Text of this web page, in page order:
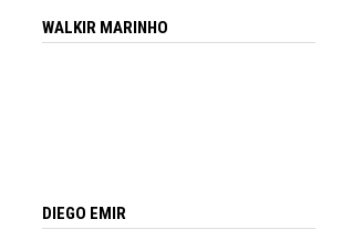
WALKIR MARINHO
DIEGO EMIR